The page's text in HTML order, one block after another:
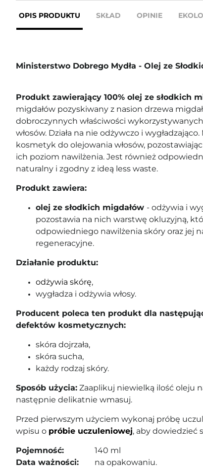
OPIS PRODUKTU SKŁAD OPINIE
Ministerstwo Dobrego Mydła - Olej ze
Produkt zawierający 100% olej ze słodkich
migdałów pozyskiwany z nasion drzewa
dobroczynnych właściwości
włosów. Działa na nie odżywczo i
kosmetyk do olejowania włosów,
ich poziom nawilżenia. Jest również
naturalny i zgodny z ideą less waste.
Produkt zawiera:
olej ze słodkich migdałów - odżywia i
pozostawia na nich warstwę okluzyjną,
odpowiedniego nawilżenia skóry oraz jej
regeneracyjne.
Działanie produktu:
odżywia skórę,
wygładza i odżywia włosy.
Producent poleca ten produkt dla
defektów kosmetycznych:
skóra dojrzała,
skóra sucha,
każdy rodzaj skóry.
Sposób użycia: Zaaplikuj niewielką ilość oleju
następnie delikatnie wmasuj.
Przed pierwszym użyciem wykonaj próbę
wpisu o próbie uczuleniowej, aby dowiedzieć
Pojemność:
140 ml
Data ważności:
na opakowaniu.